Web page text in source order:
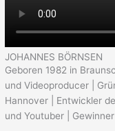
JOHANNES BÖRNSEN
Geboren 1982 in
und Videoproducer |
Hannover | Entwickler
und Youtuber |